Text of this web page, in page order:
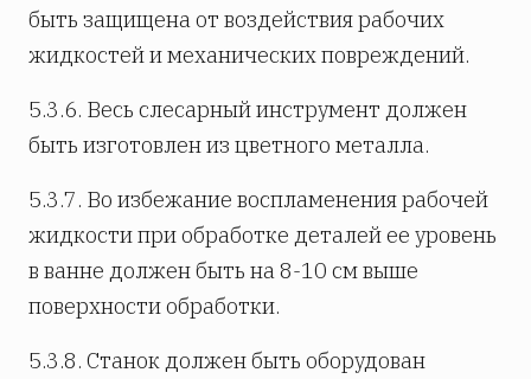
быть защищена от воздействия рабочих
жидкостей и механических повреждений.
5.3.6. Весь слесарный инструмент должен
быть изготовлен из цветного металла.
5.3.7. Во избежание воспламенения рабочей
жидкости при обработке деталей ее уровень
в ванне должен быть на 8-10 см выше
поверхности обработки.
5.3.8. Станок должен быть оборудован